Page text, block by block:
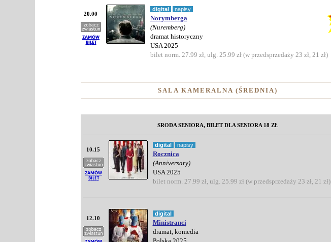
20.00
digital napisy
Norymberga
(Nuremberg)
dramat historyczny
USA 2025
bilet norm. 27.99 zł, ulg. 25.99 zł (w przedsprzedaży 23 zł, 21 zł)
SALA KAMERALNA (ŚREDNIA)
SRODA SENIORA, BILET DLA SENIORA 18 ZŁ
10.15
digital napisy
Rocznica
(Anniversary)
USA 2025
bilet norm. 27.99 zł, ulg. 25.99 zł (w przedsprzedaży 23 zł, 21 zł)
12.10
digital
Ministranci
dramat, komedia